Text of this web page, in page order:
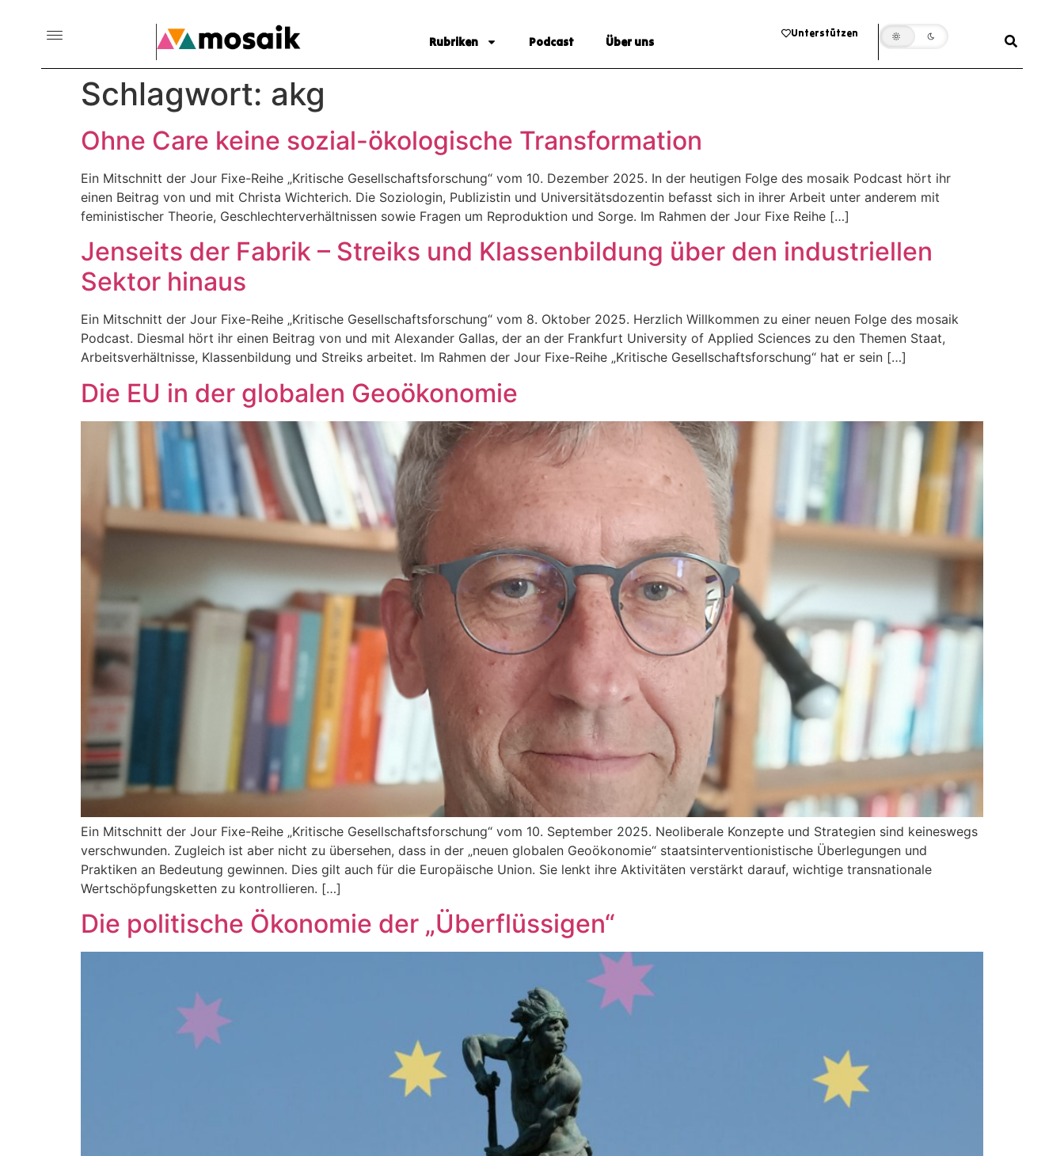
Rubriken Podcast Über uns
Unterstützen
Schlagwort: akg
Ohne Care keine sozial-ökologische Transformation
Ein Mitschnitt der Jour Fixe-Reihe „Kritische Gesellschaftsforschung“ vom 10. Dezember 2025. In der heutigen Folge des mosaik Podcast hört ihr
einen Beitrag von und mit Christa Wichterich. Die Soziologin, Publizistin und Universitätsdozentin befasst sich in ihrer Arbeit unter anderem mit
feministischer Theorie, Geschlechterverhältnissen sowie Fragen um Reproduktion und Sorge. Im Rahmen der Jour Fixe Reihe […]
Jenseits der Fabrik – Streiks und Klassenbildung über den industriellen
Sektor hinaus
Ein Mitschnitt der Jour Fixe-Reihe „Kritische Gesellschaftsforschung“ vom 8. Oktober 2025. Herzlich Willkommen zu einer neuen Folge des mosaik
Podcast. Diesmal hört ihr einen Beitrag von und mit Alexander Gallas, der an der Frankfurt University of Applied Sciences zu den Themen Staat,
Arbeitsverhältnisse, Klassenbildung und Streiks arbeitet. Im Rahmen der Jour Fixe-Reihe „Kritische Gesellschaftsforschung“ hat er sein […]
Die EU in der globalen Geoökonomie
Ein Mitschnitt der Jour Fixe-Reihe „Kritische Gesellschaftsforschung“ vom 10. September 2025. Neoliberale Konzepte und Strategien sind keineswegs
verschwunden. Zugleich ist aber nicht zu übersehen, dass in der „neuen globalen Geoökonomie“ staatsinterventionistische Überlegungen und
Praktiken an Bedeutung gewinnen. Dies gilt auch für die Europäische Union. Sie lenkt ihre Aktivitäten verstärkt darauf, wichtige transnationale
Wertschöpfungsketten zu kontrollieren. […]
Die politische Ökonomie der „Überflüssigen“